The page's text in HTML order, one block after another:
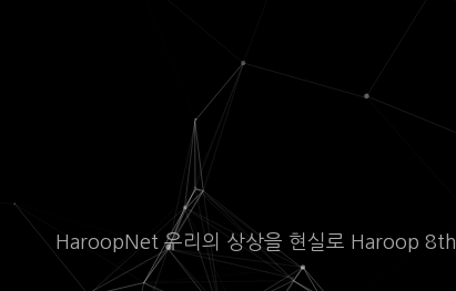
HaroopNet 우리의 상상을 현실로 Haroop 8th